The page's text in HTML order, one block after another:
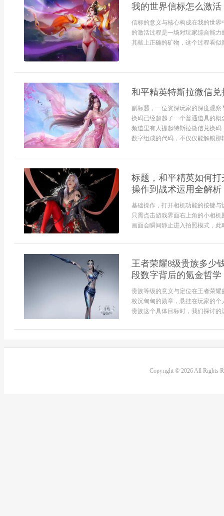
我的世界信标怎么激
信标的意义与核心构成在我的世
的激活过程是一场对玩家综合能
其献上正确的矿物，这个过程看
和平精英特斯拉微信
副标题，一位资深玩家的深度观
换码已经超越了一个普通道具的
频道里有人提起特斯拉微信兑换
数字组成的代码，不仅仅能解锁那
标题，和平精英如何
操作到战术运用全解析
基础操作，打开相机功能的按键
只需点击游戏界面右上角的小相
画面会瞬间静止进入拍照模式，此
王者荣耀8级贵族多少
段数字背后的氪金哲学
贵族等级的意义与定位在王者荣
枚沉甸甸的勋章，悬挂在玩家的
贵族这个具体目标时，我们探讨的
Copyright © 2026 All Rights